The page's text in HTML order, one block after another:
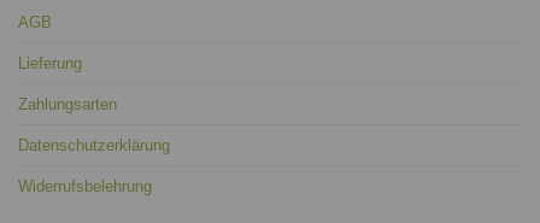
AGB
Lieferung
Zahlungsarten
Datenschutzerklärung
Widerrufsbelehrung